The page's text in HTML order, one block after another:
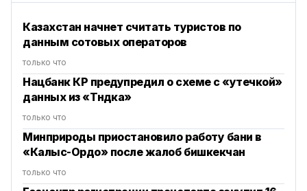
Казахстан начнет считать туристов по
данным сотовых операторов
только что
Нацбанк КР предупредил о схеме с «утечкой»
данных из «Түндүка»
только что
Минприроды приостановило работу бани в
«Калыс-Ордо» после жалоб бишкекчан
только что